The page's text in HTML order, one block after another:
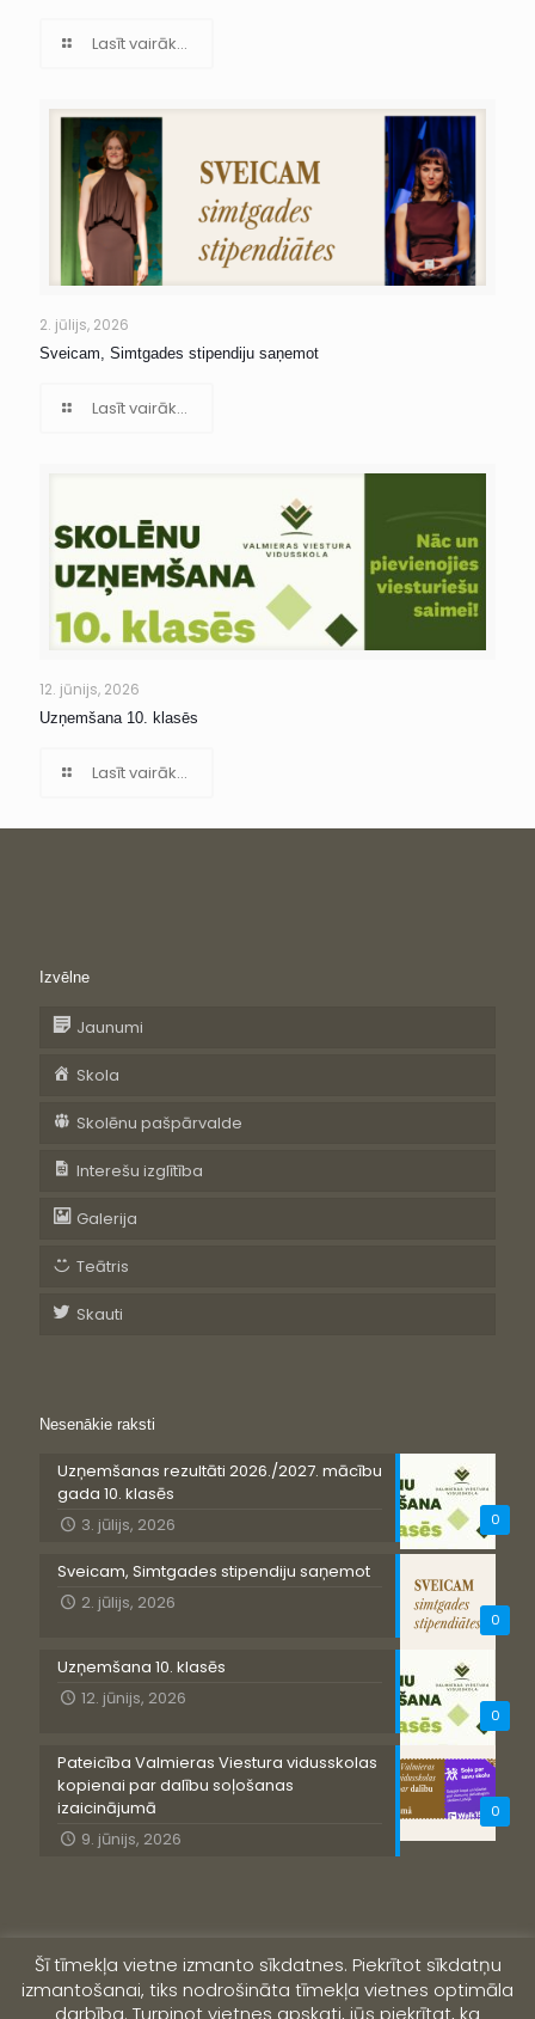
Lasīt vairāk...
2. jūlijs, 2026
Sveicam, Simtgades stipendiju saņemot
Lasīt vairāk...
12. jūnijs, 2026
Uzņemšana 10. klasēs
Lasīt vairāk...
Izvēlne
Jaunumi
Skola
Skolēnu pašpārvalde
Interešu izglītība
Galerija
Teātris
Skauti
Nesenākie raksti
0
Uzņemšanas rezultāti 2026./2027. mācību
gada 10. klasēs
3. jūlijs, 2026
0
Sveicam, Simtgades stipendiju saņemot
2. jūlijs, 2026
0
Uzņemšana 10. klasēs
12. jūnijs, 2026
0
Pateicība Valmieras Viestura vidusskolas
kopienai par dalību soļošanas
izaicinājumā
9. jūnijs, 2026
Šī tīmekļa vietne izmanto sīkdatnes. Piekrītot sīkdatņu
izmantošanai, tiks nodrošināta tīmekļa vietnes optimāla
darbība. Turpinot vietnes apskati, jūs piekrītat, ka